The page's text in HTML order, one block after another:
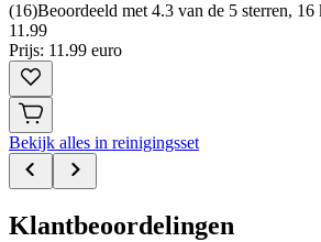
(16)Beoordeeld met 4.3 van de 5 sterren,
11 .99
Prijs: 11.99 euro
Bekijk alles in reinigingsset
Klantbeoordelingen